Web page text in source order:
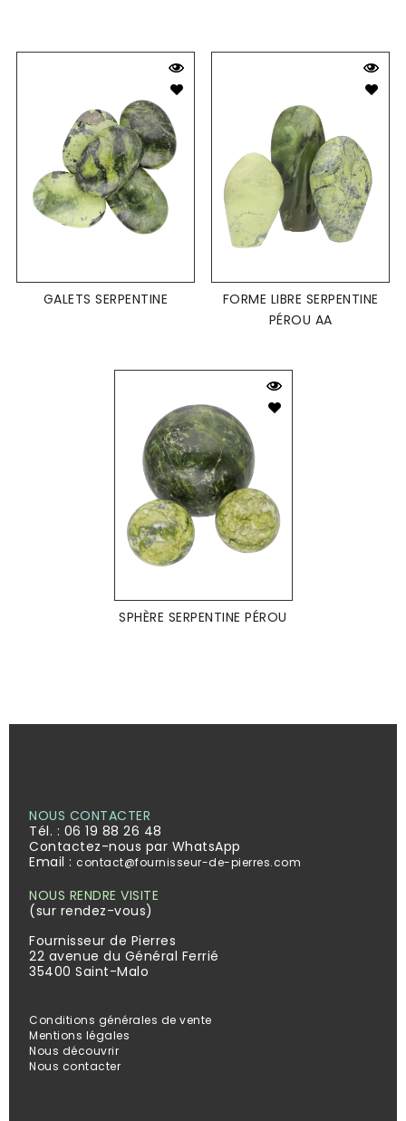
GALETS SERPENTINE
FORME LIBRE SERPENTINE
PÉROU AA
SPHÈRE SERPENTINE PÉROU
NOUS CONTACTER
Tél. : 06 19 88 26 48
Contactez-nous par WhatsApp
Email : contact@fournisseur-de-pierres.com
NOUS RENDRE VISITE
(sur rendez-vous)
Fournisseur de Pierres
22 avenue du Général Ferrié
35400 Saint-Malo
Conditions générales de vente
Mentions légales
Nous découvrir
Nous contacter